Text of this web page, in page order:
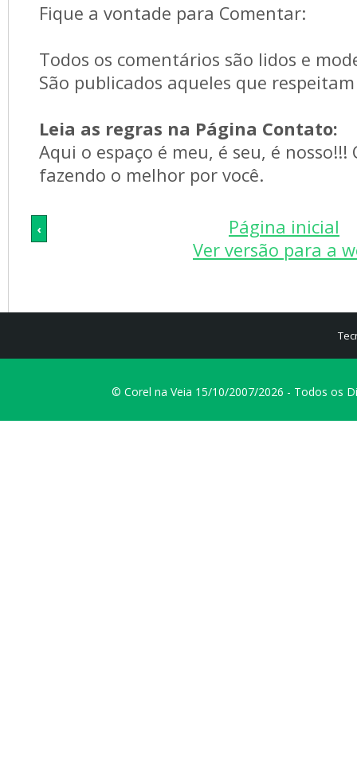
Fique a vontade para Comentar:
Todos os comentários são lidos e
São publicados aqueles que
Leia as regras na Página Contato:
Aqui o espaço é meu, é seu, é nosso!!!
fazendo o melhor por você.
‹
Página inicial
Ver versão para a
© Corel na Veia 15/10/2007/2026 - Todos os